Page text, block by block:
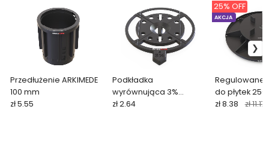
Przedłużenie ARKIMEDE
100 mm
zł 5.55
Podkładka
wyrównująca 3%
ARKIMEDE
zł 2.64
Regulowane
do płytek 25-
AKCJA
25% OFF
zł 8.38 zł 11.17